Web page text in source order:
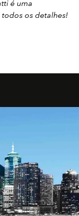
é uma
os detalhes!